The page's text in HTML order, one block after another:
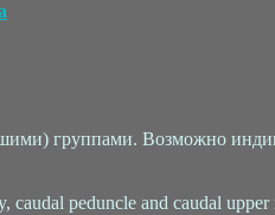
группами. Возможно
caudal peduncle and caudal upper